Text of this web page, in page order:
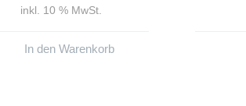
inkl. 10 % MwSt.
In den Warenkorb